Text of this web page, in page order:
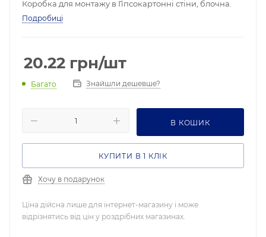
Коробка для монтажу в Гіпсокартонні стіни, блочна.
Подробиці
20.22 грн/шт
Багато Знайшли дешевше?
В КОШИК
КУПИТИ В 1 КЛІК
Хочу в подарунок
Ціна дійсна лише для інтернет-магазину і може
відрізнятись від цін у роздрібних магазинах.